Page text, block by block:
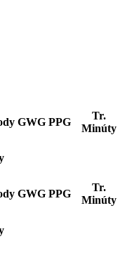
GWG PPG
Tr.
Minúty
GWG PPG
Tr.
Minúty